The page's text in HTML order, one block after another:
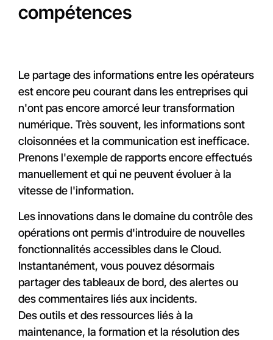
compétences
Le partage des informations entre les opérateurs
est encore peu courant dans les entreprises qui
n'ont pas encore amorcé leur transformation
numérique. Très souvent, les informations sont
cloisonnées et la communication est inefficace.
Prenons l'exemple de rapports encore effectués
manuellement et qui ne peuvent évoluer à la
vitesse de l'information.
Les innovations dans le domaine du contrôle des
opérations ont permis d'introduire de nouvelles
fonctionnalités accessibles dans le Cloud.
Instantanément, vous pouvez désormais
partager des tableaux de bord, des alertes ou
des commentaires liés aux incidents.
Des outils et des ressources liés à la
maintenance, la formation et la résolution des